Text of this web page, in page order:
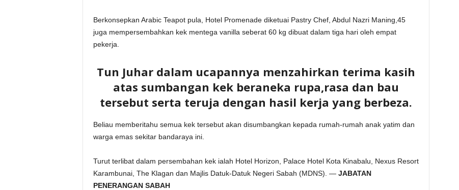
Berkonsepkan Arabic Teapot pula, Hotel Promenade diketuai Pastry Chef, Abdul Nazri Maning,45
juga mempersembahkan kek mentega vanilla seberat 60 kg dibuat dalam tiga hari oleh empat
pekerja.
Tun Juhar dalam ucapannya menzahirkan terima kasih
atas sumbangan kek beraneka rupa,rasa dan bau
tersebut serta teruja dengan hasil kerja yang berbeza.
Beliau memberitahu semua kek tersebut akan disumbangkan kepada rumah-rumah anak yatim dan
warga emas sekitar bandaraya ini.
Turut terlibat dalam persembahan kek ialah Hotel Horizon, Palace Hotel Kota Kinabalu, Nexus Resort
Karambunai, The Klagan dan Majlis Datuk-Datuk Negeri Sabah (MDNS). — JABATAN
PENERANGAN SABAH